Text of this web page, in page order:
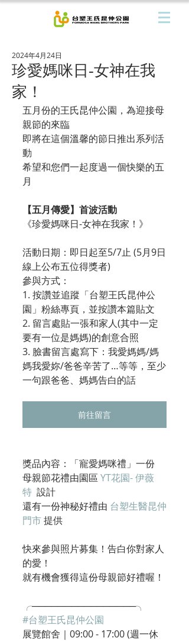
珍愛媽咪日-女神在我
家！
2024年4月24日
五月份的王氏昆仲公園，為迎接母
親節的來臨
即將在這個溫馨的節日推出系列活
動
希望和您們一起度過一個快樂的五
月
【五月傳愛】首波活動
《珍愛媽咪日-女神在我家！》
活動日期：即日起至5/7止 (5月9日
線上公布五位得獎者)
參與方式：
1. 按讚並追蹤「台塑王氏昆仲公
園」粉絲專頁，並按讚本篇貼文
2. 留言處貼一張和家人(其中一定
要有一位是媽媽)的創意合照
3. 臉書留言處寫下：我愛媽媽/媽
媽我愛妳/爸爸辛苦了…等等，至少
一句跟爸爸、媽媽告白的話
前往留言
獎品內容：「寵愛媽咪禮」一份
母親節花禮由園區 YT花園- 伊薇
特 設計
還有一份神秘好禮由 台塑生醫昆仲
門市 提供
快來參與照片募集！告白你對家人
的愛！
就有機會獲得這份母親節好禮喔！
╭────────────────╮
#台塑王氏昆仲公園
展覽館舍｜09:00 - 17:00 (週一休